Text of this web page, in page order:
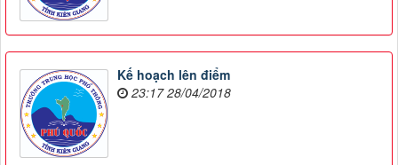
Kế hoạch lên điểm
23:17 28/04/2018